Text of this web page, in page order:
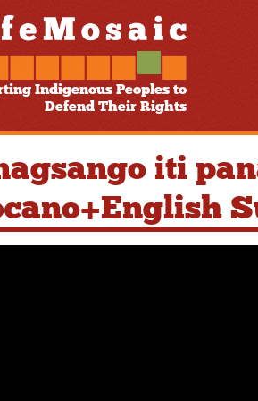
Indigenous Peoples to
Defend Their Rights
iti